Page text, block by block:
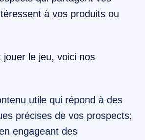
à vos produits ou
jouer le jeu, voici nos
utile qui répond à des
précises de vos prospects;
engageant des